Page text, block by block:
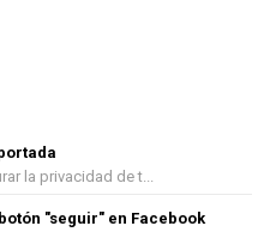
la privacidad de t...
"seguir" en Facebook